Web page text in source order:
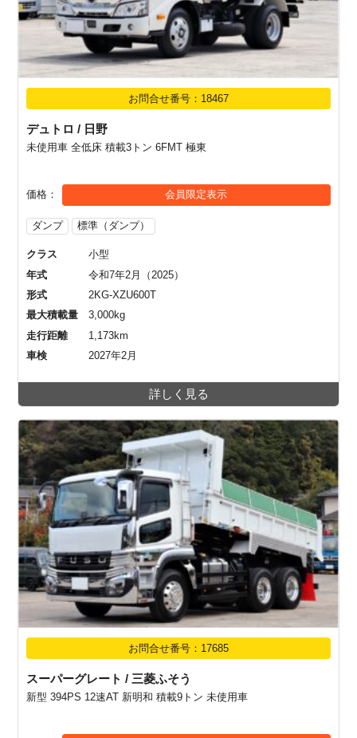
お問合せ番号：18467
デュトロ / 日野
未使用車 全低床 積載3トン 6FMT 極東
価格 会員限定表示
ダンプ 標準（ダンプ）
クラス
小型
年式
令和7年2月（2025）
形式
2KG-XZU600T
最大積載量
3,000kg
走行距離
1,173km
車検
2027年2月
詳しく見る
お問合せ番号：17685
スーパーグレート / 三菱ふそう
新型 394PS 12速AT 新明和 積載9トン 未使用車